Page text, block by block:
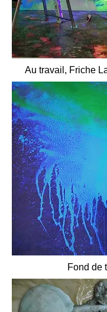
Au travail, Friche
Fond de